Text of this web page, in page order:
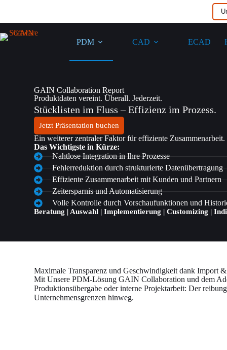
PDM CAD ECAD
GAIN Collaboration Report​
Produktdaten vereint. Überall. Jederzeit.
Stücklisten im Fluss – Effizienz im Prozess.
Jetzt Präsentation buchen
Ein weiterer zentraler Faktor für effiziente Zusammenarbeit.
Das Wichtigste in Kürze:
Nahtlose Integration in Ihre Prozesse
Fehlerreduktion durch strukturierte Datenübertragung
Effiziente Zusammenarbeit mit Kunden und Partnern
Zeitersparnis und Automatisierung
Volle Kontrolle durch Vorschaufunktionen und
Beratung | Auswahl | Implementierung | Customizing |
Maximale Transparenz und Geschwindigkeit dank Import
Mit Unsere PDM-Lösung GAIN Collaboration und dem
Produktionsübergabe oder interne Projektarbeit: Der
Unternehmensgrenzen hinweg.